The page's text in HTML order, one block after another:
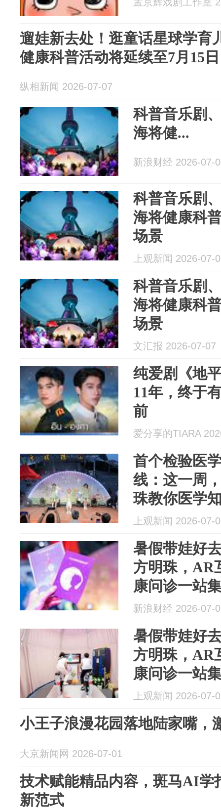
遛娃新去处！逛童话星球学育
健康科普活动将延续至7月15日
纵相新闻 2026-07-07
科普音乐剧
海将健...
新浪财经 2026-07-
科普音乐剧
海将健康科
场景
上观新闻 2026-07-
科普音乐剧
海将健康科
场景
文汇报 2026-07-07
纯爱剧《地
11年，终于
前
爱分享的TIARA
首个检验医
线：这一周
珠教你医学
上观新闻 2026-07-
暑假带娃好
方明珠，AR
康问诊一站
新浪财经 2026-07-
暑假带娃好
方明珠，AR
康问诊一站
上观新闻 2026-07-
小王子浪漫花园落地陆家嘴，
大京新闻网 2026-07-01
技术赋能精品内容，斑马AI学
新范式